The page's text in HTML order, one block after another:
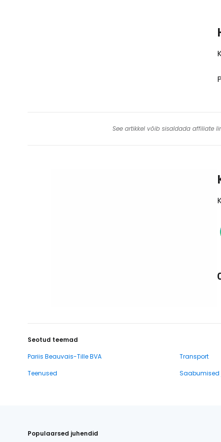
See artikkel võib sisaldada affiliate
Seotud teemad
Pariis Beauvais-Tille BVA
Transport
Teenused
Populaarsed juhendid